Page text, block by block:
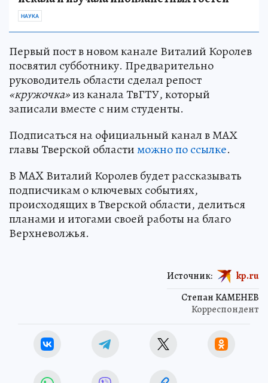
НАУКА
Первый пост в новом канале Виталий Королев
посвятил субботнику. Предварительно
руководитель области сделал репост
«кружочка»из канала ТвГТУ, который
записали вместе с ним студенты.
Подписаться на официальный канал в МАХ
главы Тверской областиможно по ссылке.
В MAX Виталий Королев будет рассказывать
подписчикам о ключевых событиях,
происходящих в Тверской области, делиться
планами и итогами своей работы на благо
Верхневолжья.
Степан КАМЕНЕВ
Корреспондент
Источник: kp.ru